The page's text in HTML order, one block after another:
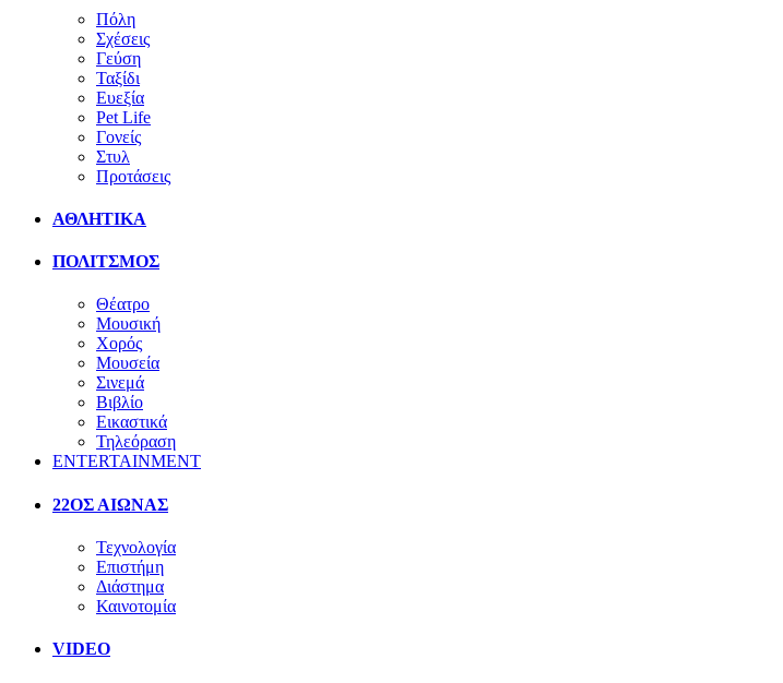
Πόλη
Σχέσεις
Γεύση
Ταξίδι
Ευεξία
Pet Life
Γονείς
Στυλ
Προτάσεις
ΑΘΛΗΤΙΚΑ
ΠΟΛΙΤΣΜΟΣ
Θέατρο
Μουσική
Χορός
Μουσεία
Σινεμά
Βιβλίο
Εικαστικά
Τηλεόραση
ENTERTAINMENT
22ΟΣ ΑΙΩΝΑΣ
Τεχνολογία
Επιστήμη
Διάστημα
Καινοτομία
VIDEO